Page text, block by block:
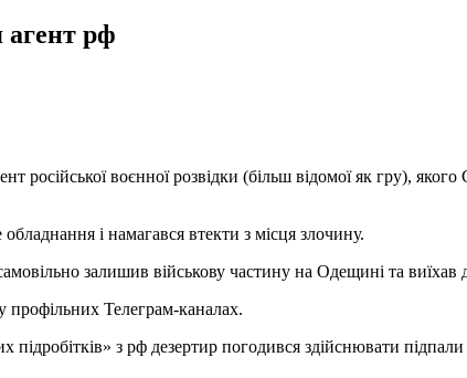
агент рф
воєнної розвідки (більш відомої як гру),
і намагався втекти з місця злочину.
залишив військову частину на Одещині та виїхав
профільних Телеграм-каналах.
з рф дезертир погодився здійснювати підпали